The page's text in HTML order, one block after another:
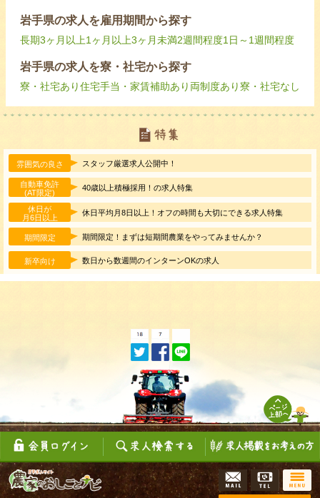
岩手県の求人を雇用期間から探す
長期3ヶ月以上1ヶ月以上3ヶ月未満2週間程度1日～1週間程度
岩手県の求人を寮・社宅から探す
寮・社宅あり住宅手当・家賃補助あり 両制度あり寮・社宅なし
雰囲気の良さ スタッフ厳選求人公開中！
自動車免許
(AT限定)
40歳以上積極採用！の求人特集
休日が
月6日以上
休日平均月8日以上！オフの時間も大切にできる求人特集
期間限定 期間限定！まずは短期間農業をやってみませんか？
新卒向け 数日から数週間のインターンOKの求人